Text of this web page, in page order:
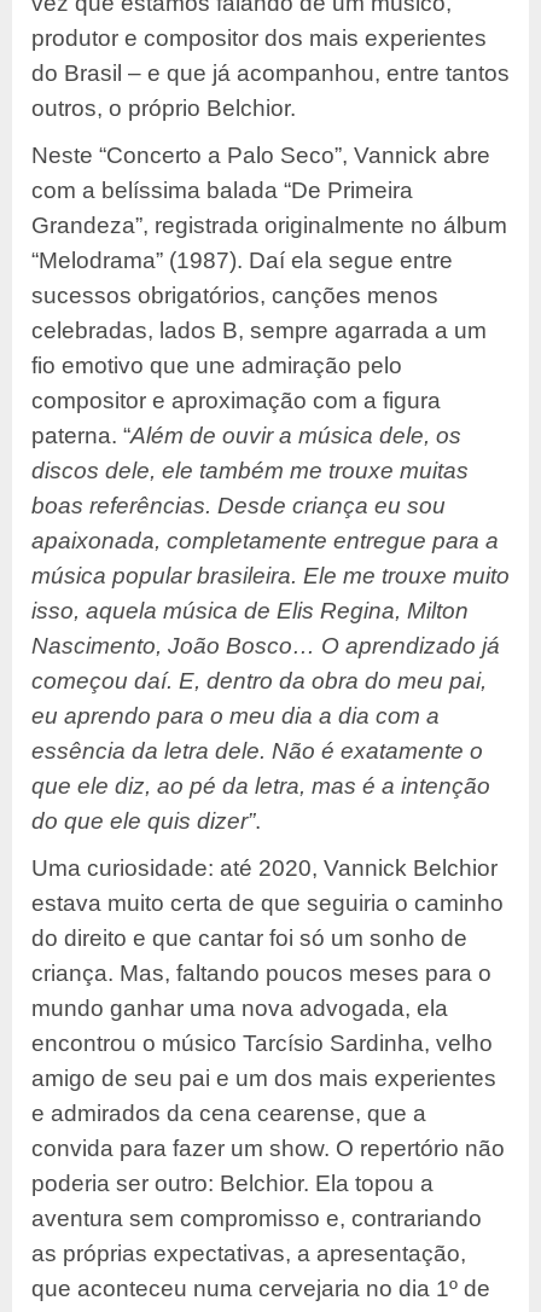
produtor e compositor dos mais experientes
do Brasil – e que já acompanhou, entre tantos
outros, o próprio Belchior.
Neste “Concerto a Palo Seco”, Vannick abre
com a belíssima balada “De Primeira
Grandeza”, registrada originalmente no álbum
“Melodrama” (1987). Daí ela segue entre
sucessos obrigatórios, canções menos
celebradas, lados B, sempre agarrada a um
fio emotivo que une admiração pelo
compositor e aproximação com a figura
paterna. “Além de ouvir a música dele, os
discos dele, ele também me trouxe muitas
boas referências. Desde criança eu sou
apaixonada, completamente entregue para a
música popular brasileira. Ele me trouxe muito
isso, aquela música de Elis Regina, Milton
Nascimento, João Bosco… O aprendizado já
começou daí. E, dentro da obra do meu pai,
eu aprendo para o meu dia a dia com a
essência da letra dele. Não é exatamente o
que ele diz, ao pé da letra, mas é a intenção
do que ele quis dizer”.
Uma curiosidade: até 2020, Vannick Belchior
estava muito certa de que seguiria o caminho
do direito e que cantar foi só um sonho de
criança. Mas, faltando poucos meses para o
mundo ganhar uma nova advogada, ela
encontrou o músico Tarcísio Sardinha, velho
amigo de seu pai e um dos mais experientes
e admirados da cena cearense, que a
convida para fazer um show. O repertório não
poderia ser outro: Belchior. Ela topou a
aventura sem compromisso e, contrariando
as próprias expectativas, a apresentação,
que aconteceu numa cervejaria no dia 1º de